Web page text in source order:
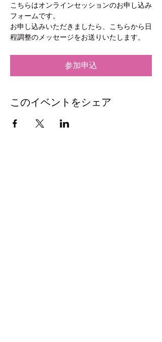
こちらはオンラインセッションのお申し込み
フォームです。
お申し込みいただきましたら、こちらから日
程調整のメッセージをお送りいたします。
参加申込
このイベントをシェア